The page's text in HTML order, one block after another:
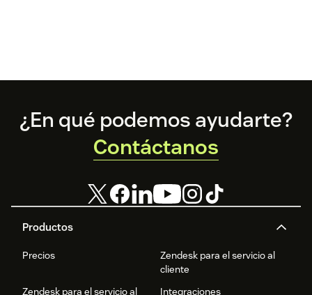
Footer
Productos
Precios
Zendesk para el servicio al
cliente
Zendesk para el servicio al
Integraciones
¿En qué podemos ayudarte?
Contáctanos